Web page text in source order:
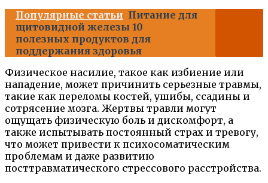
Популярные статьи Питание для
щитовидной железы 10
полезных продуктов для
поддержания здоровья
Физическое насилие, такое как избиение или
нападение, может причинить серьезные травмы,
такие как переломы костей, ушибы, ссадины и
сотрясение мозга. Жертвы травли могут
ощущать физическую боль и дискомфорт, а
также испытывать постоянный страх и тревогу,
что может привести к психосоматическим
проблемам и даже развитию
посттравматического стрессового расстройства.